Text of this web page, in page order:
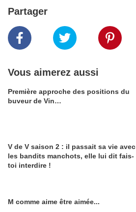
Partager
Vous aimerez aussi
Première approche des positions du
buveur de Vin…
V de V saison 2 : il passait sa vie avec
les bandits manchots, elle lui dit fais-
toi interdire !
M comme aime être aimée...